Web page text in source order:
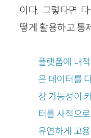
이다. 그렇다면
떻게 활용하고 통
플랫폼에 내
은 데이터를
장 가능성이
터를 사적으
유연하게 고